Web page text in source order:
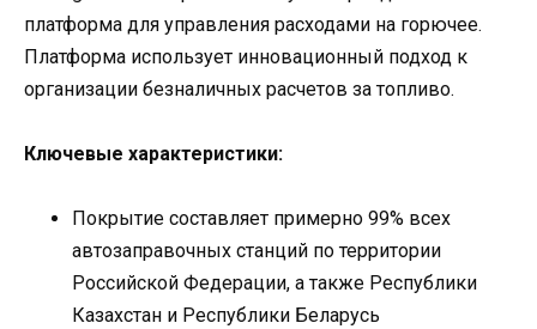
платформа для управления расходами на горючее.
Платформа использует инновационный подход к
организации безналичных расчетов за топливо.
Ключевые характеристики:
Покрытие составляет примерно 99% всех
автозаправочных станций по территории
Российской Федерации, а также Республики
Казахстан и Республики Беларусь